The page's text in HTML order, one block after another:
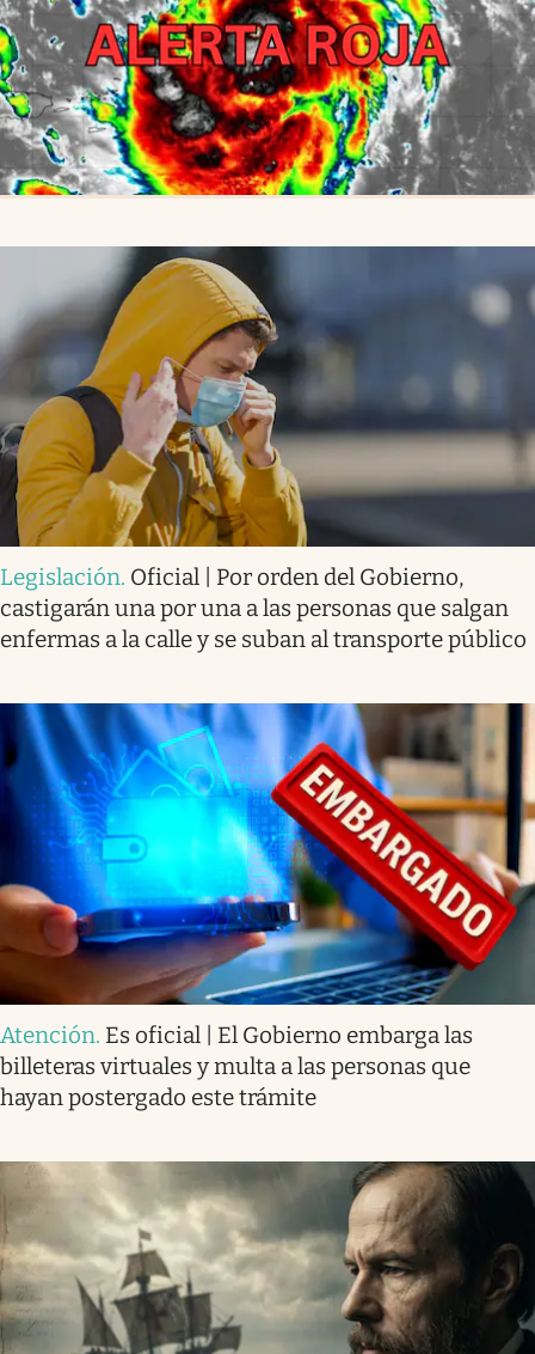
Legislación. Oficial | Por orden del Gobierno,
castigarán una por una a las personas que salgan
enfermas a la calle y se suban al transporte público
Atención. Es oficial | El Gobierno embarga las
billeteras virtuales y multa a las personas que
hayan postergado este trámite